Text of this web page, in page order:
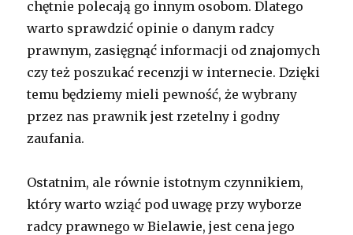
chętnie polecają go innym osobom. Dlatego
warto sprawdzić opinie o danym radcy
prawnym, zasięgnąć informacji od znajomych
czy też poszukać recenzji w internecie. Dzięki
temu będziemy mieli pewność, że wybrany
przez nas prawnik jest rzetelny i godny
zaufania.
Ostatnim, ale równie istotnym czynnikiem,
który warto wziąć pod uwagę przy wyborze
radcy prawnego w Bielawie, jest cena jego